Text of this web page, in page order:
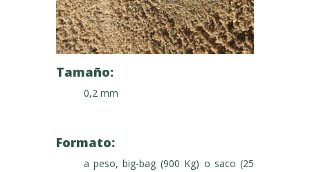
Tamaño:
0,2 mm
Formato:
a peso, big-bag (900 Kg) o saco (25